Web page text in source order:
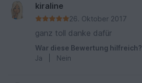
kiraline
26. Oktober 2017
ganz toll danke dafür
War diese Bewertung hilfreich?
Ja
Nein